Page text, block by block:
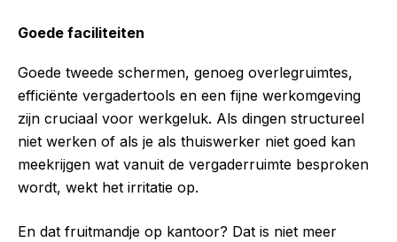
Goede faciliteiten
Goede tweede schermen, genoeg overlegruimtes,
efficiënte vergadertools en een fijne werkomgeving
zijn cruciaal voor werkgeluk. Als dingen structureel
niet werken of als je als thuiswerker niet goed kan
meekrijgen wat vanuit de vergaderruimte besproken
wordt, wekt het irritatie op.
En dat fruitmandje op kantoor? Dat is niet meer